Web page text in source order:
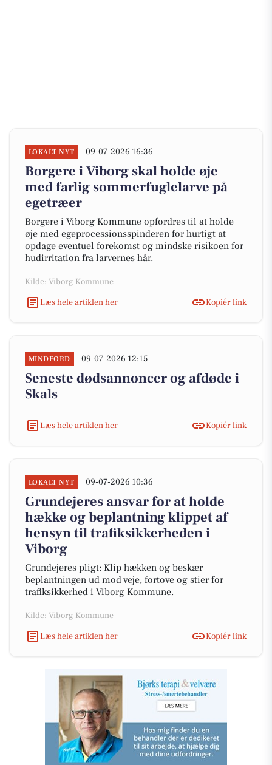
LOKALT NYT 09-07-2026 16:36
Borgere i Viborg skal holde øje
med farlig sommerfuglelarve på
egetræer
Borgere i Viborg Kommune opfordres til at holde
øje med egeprocessionsspinderen for hurtigt at
opdage eventuel forekomst og mindske risikoen for
hudirritation fra larvernes hår.
Kilde: Viborg Kommune
Læs hele artiklen her
Kopiér link
MINDEORD 09-07-2026 12:15
Seneste dødsannoncer og afdøde i
Skals
Læs hele artiklen her Kopiér link
LOKALT NYT 09-07-2026 10:36
Grundejeres ansvar for at holde
hække og beplantning klippet af
hensyn til trafiksikkerheden i
Viborg
Grundejeres pligt: Klip hækken og beskær
beplantningen ud mod veje, fortove og stier for
trafiksikkerhed i Viborg Kommune.
Kilde: Viborg Kommune
Læs hele artiklen her
Kopiér link